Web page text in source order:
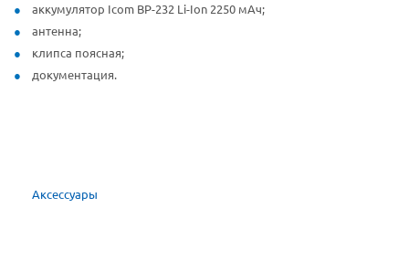
аккумулятор Icom ВР-232 Li-Ion 2250 мАч;
антенна;
клипса поясная;
документация.
Аксессуары